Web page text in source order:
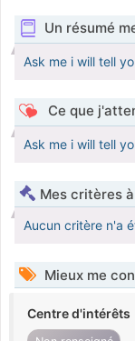
Un résumé
Ask me i will tell
Ce que
Ask me i will tell
Mes critères
Aucun critère n'a
Mieux me
Centre d'intérêts